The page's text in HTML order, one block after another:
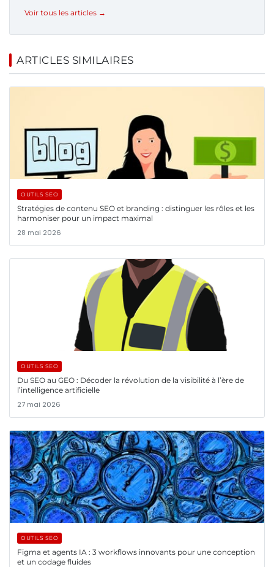
Voir tous les articles →
ARTICLES SIMILAIRES
OUTILS SEO
Stratégies de contenu SEO et branding : distinguer les rôles et les
harmoniser pour un impact maximal
28 mai 2026
OUTILS SEO
Du SEO au GEO : Décoder la révolution de la visibilité à l’ère de
l’intelligence artificielle
27 mai 2026
OUTILS SEO
Figma et agents IA : 3 workflows innovants pour une conception
et un codage fluides